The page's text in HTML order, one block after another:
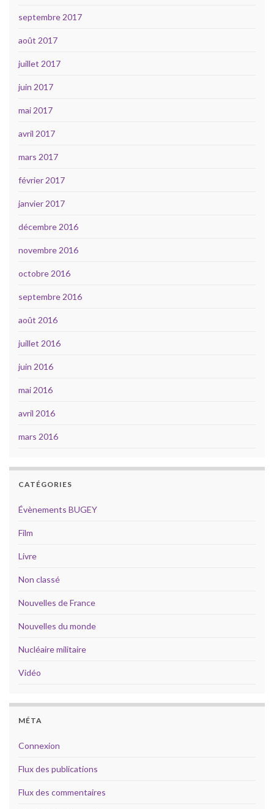
septembre 2017
août 2017
juillet 2017
juin 2017
mai 2017
avril 2017
mars 2017
février 2017
janvier 2017
décembre 2016
novembre 2016
octobre 2016
septembre 2016
août 2016
juillet 2016
juin 2016
mai 2016
avril 2016
mars 2016
CATÉGORIES
Évènements BUGEY
Film
Livre
Non classé
Nouvelles de France
Nouvelles du monde
Nucléaire militaire
Vidéo
MÉTA
Connexion
Flux des publications
Flux des commentaires